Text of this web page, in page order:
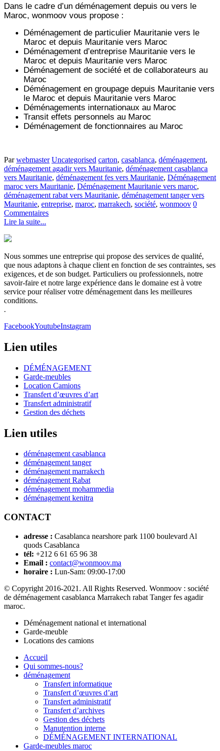
Dans le cadre d’un déménagement depuis ou vers le
Maroc, wonmoov vous propose :
Déménagement de particulier Mauritanie vers le
Maroc et depuis Mauritanie vers Maroc
Déménagement d’entreprise Mauritanie vers le
Maroc et depuis Mauritanie vers Maroc
Déménagement de société et de collaborateurs au
Maroc
Déménagement en groupage depuis Mauritanie vers
le Maroc et depuis Mauritanie vers Maroc
Déménagements internationaux au Maroc
Transit effets personnels au Maroc
Déménagement de fonctionnaires au Maroc
Parwebmaster Uncategorised carton, casablanca, déménagement,
déménagement agadir vers Mauritanie, déménagement casablanca
vers Mauritanie, déménagement fes vers Mauritanie, Déménagement
maroc vers Mauritanie, Déménagement Mauritanie vers maroc,
déménagement rabat vers Mauritanie, déménagement tanger vers
Mauritanie, entreprise, maroc, marrakech, société, wonmoov 0
Commentaires
Lire la suite...
Nous sommes une entreprise qui propose des services de qualité,
que nous adaptons à chaque client en fonction de ses contraintes, ses
exigences, et de son budget. Particuliers ou professionnels, notre
savoir-faire et notre large expérience dans le domaine est à votre
service pour réaliser votre déménagement dans les meilleures
conditions.
.
FacebookYoutubeInstagram
Lien utiles
DÉMÉNAGEMENT
Garde-meubles
Location Camions
Transfert d’œuvres d’art
Transfert administratif
Gestion des déchets
Lien utiles
déménagement casablanca
déménagement tanger
déménagement marrakech
déménagement Rabat
déménagement mohammedia
déménagement kenitra
CONTACT
adresse : Casablanca nearshore park 1100 boulevard Al
quods Casablanca
tél: +212 6 61 65 96 38
Email : contact@wonmoov.ma
horaire : Lun-Sam: 09:00-17:00
© Copyright 2016-2021. All Rights Reserved. Wonmoov : société
de déménagement casablanca Marrakech rabat Tanger fes agadir
maroc.
Déménagement national et international
Garde-meuble
Locations des camions
Accueil
Qui sommes-nous?
déménagement
Transfert informatique
Transfert d’œuvres d’art
Transfert administratif
Transfert d’archives
Gestion des déchets
Manutention interne
DÉMÉNAGEMENT INTERNATIONAL
Garde-meubles maroc